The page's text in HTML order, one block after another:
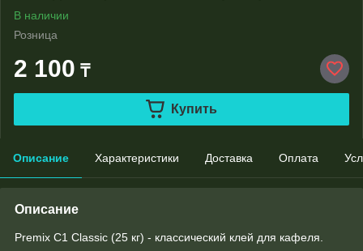
В наличии
Розница
2 100 ₸
Купить
Описание Характеристики Доставка Оплата
Описание
Premix С1 Classic (25 кг) - классический клей для кафеля.